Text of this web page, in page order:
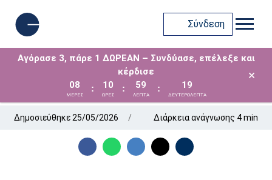
Σύνδεση
Αγόρασε 3, πάρε 1 ΔΩΡΕΑΝ – Συνδύασε, επέλεξε και
κέρδισε
08
ΜΈΡΕΣ
: 10
ΩΡΕΣ
: 59
ΛΕΠΤΑ
: 18
ΔΕΥΤΕΡΟΛΕΠΤΑ
×
Δημοσιεύθηκε 25/05/2026 Διάρκεια ανάγνωσης 4 min